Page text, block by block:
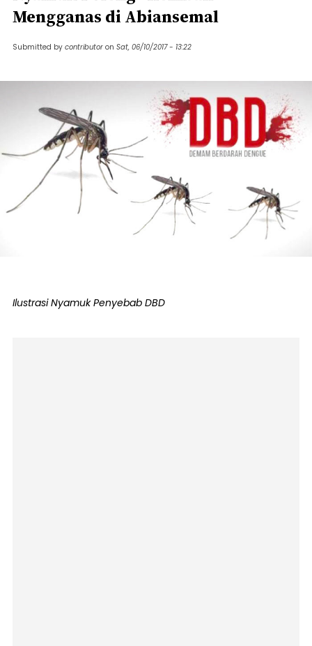
Mengganas di Abiansemal
Submitted by contributor on Sat, 06/10/2017 - 13:22
Ilustrasi Nyamuk Penyebab DBD